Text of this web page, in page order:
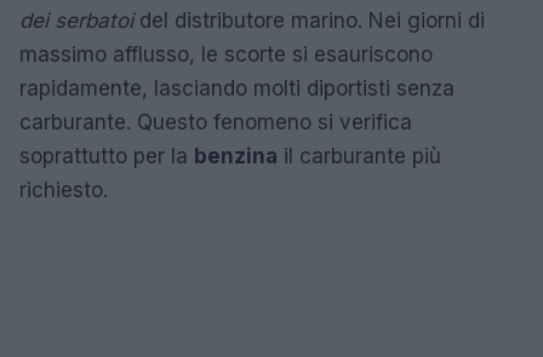
dei serbatoidel distributore marino. Nei giorni di
massimo afflusso, le scorte si esauriscono
rapidamente, lasciando molti diportisti senza
carburante. Questo fenomeno si verifica
soprattutto per la benzina il carburante più
richiesto.